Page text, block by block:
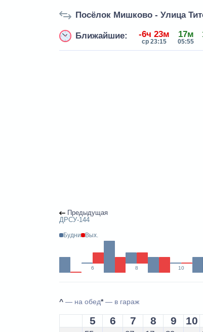
Посёлок Мишково - Улица
Ближайшие: -6ч 23м
ср 23:15
17м
05:55
Предыдущая
ДРСУ-144
Будни Вых.
6 8 10
^ — на обед*— в гараж
5 6 7 8 9 10